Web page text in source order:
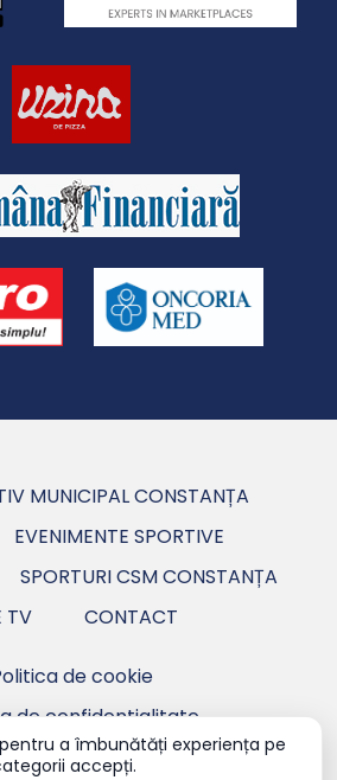
MUNICIPAL CONSTANȚA
EVENIMENTE SPORTIVE
SPORTURI CSM CONSTANȚA
TV
CONTACT
de cookie
de confidentialitate
Constanța - Club Sportiv
a îmbunătăți experiența pe
accepți.